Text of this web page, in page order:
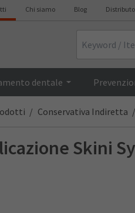
Chi siamo Blog
dentale
Conservativa Indiretta
Skini